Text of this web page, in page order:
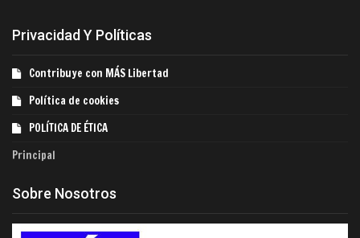
Privacidad Y Políticas
Contribuye con MÁS Libertad
Política de cookies
POLÍTICA DE ÉTICA
Principal
Sobre Nosotros